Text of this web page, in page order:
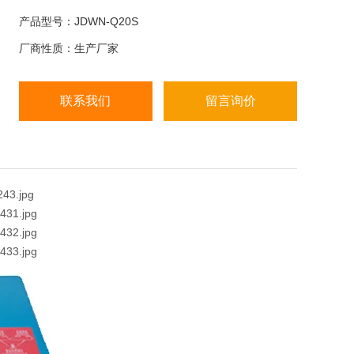
产品型号：JDWN-Q20S
厂商性质：生产厂家
联系我们 留言询价